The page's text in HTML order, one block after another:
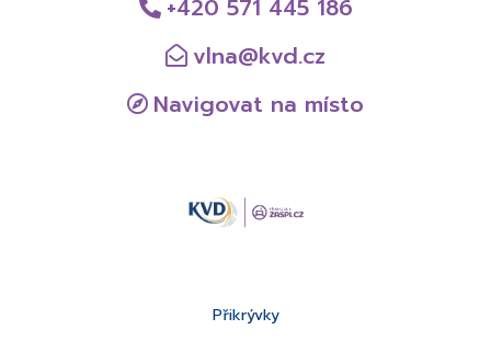
+420 571 445 186
vlna@kvd.cz
Navigovat na místo
Přikrývky